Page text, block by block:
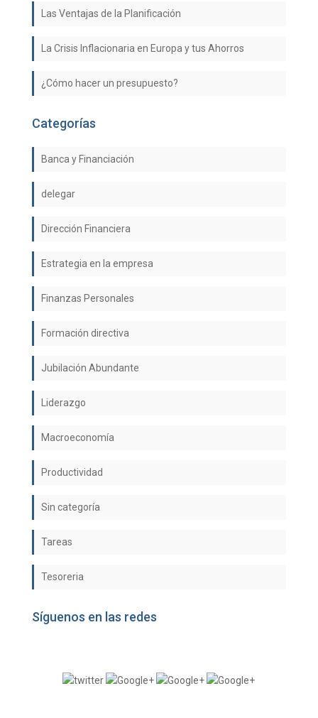
Las Ventajas de la Planificación
La Crisis Inflacionaria en Europa y tus Ahorros
¿Cómo hacer un presupuesto?
Categorías
Banca y Financiación
delegar
Dirección Financiera
Estrategia en la empresa
Finanzas Personales
Formación directiva
Jubilación Abundante
Liderazgo
Macroeconomía
Productividad
Sin categoría
Tareas
Tesoreria
Síguenos en las redes